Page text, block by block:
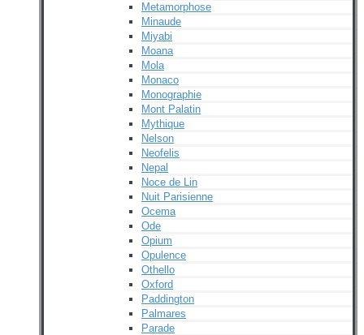
Metamorphose
Minaude
Miyabi
Moana
Mola
Monaco
Monographie
Mont Palatin
Mythique
Nelson
Neofelis
Nepal
Noce de Lin
Nuit Parisienne
Ocema
Ode
Opium
Opulence
Othello
Oxford
Paddington
Palmares
Parade